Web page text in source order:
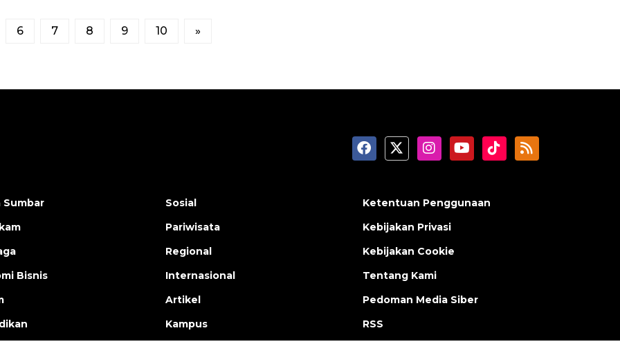
6 7 8 9 10 »
Bisnis
Sosial
Pariwisata
Regional
Internasional
Artikel
Kampus
Ketentuan Penggunaan
Kebijakan Privasi
Kebijakan Cookie
Tentang Kami
Pedoman Media Siber
RSS